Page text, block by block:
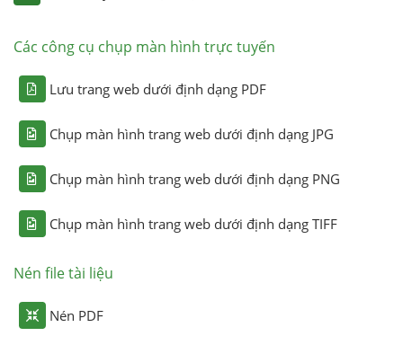
Các công cụ chụp màn hình trực tuyến
Lưu trang web dưới định dạng PDF
Chụp màn hình trang web dưới định dạng JPG
Chụp màn hình trang web dưới định dạng PNG
Chụp màn hình trang web dưới định dạng TIFF
Nén file tài liệu
Nén PDF